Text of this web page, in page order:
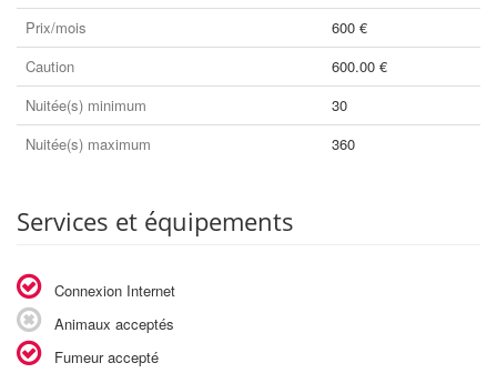
Prix/mois
600 €
Caution
600.00 €
Nuitée(s) minimum
30
Nuitée(s) maximum
360
Services et équipements
Connexion Internet
Animaux acceptés
Fumeur accepté